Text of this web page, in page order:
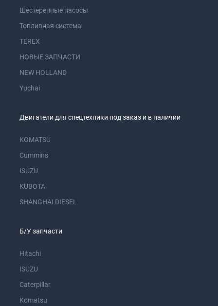
Шестеренные насосы
Топливная система
TEREX
НОВЫЕ ЗАПЧАСТИ
NEW HOLLAND
Yuchai
Двигатели для спецтехники под заказ и в наличии
KOMATSU
Cummins
ISUZU
KUBOTA
SHANGHAI DIESEL
Б/У запчасти
Hitachi
ISUZU
Caterpillar
Komatsu